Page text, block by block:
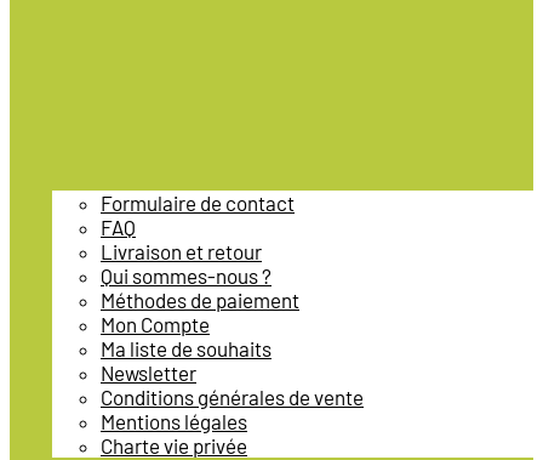
Formulaire de contact
FAQ
Livraison et retour
Qui sommes-nous ?
Méthodes de paiement
Mon Compte
Ma liste de souhaits
Newsletter
Conditions générales de vente
Mentions légales
Charte vie privée